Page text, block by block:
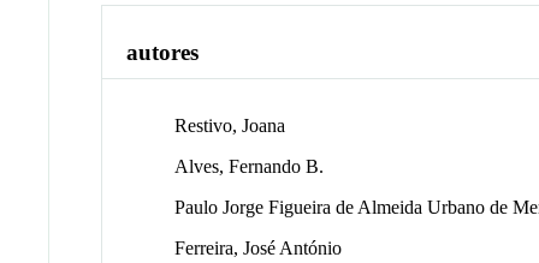
autores
Restivo, Joana
Alves, Fernando B.
Paulo Jorge Figueira de Almeida Urbano de
Ferreira, José António